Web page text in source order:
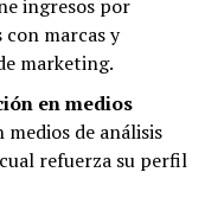
ingresos por
marcas y
marketing.
en medios
de análisis
refuerza su perfil